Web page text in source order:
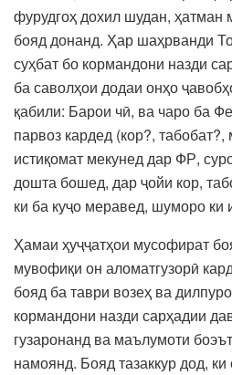
фурудгоҳ дохил шудан, ҳатман
бояд донанд. Ҳар шаҳрванди
суҳбат бо кормандони назди
ба саволҳои додаи онҳо
қабили: Барои чӣ, ва чаро ба
парвоз кардед (кор?,
истиқомат мекунед дар ФР,
дошта бошед, дар ҷойи кор,
ки ба куҷо меравед, шуморо ки
Ҳамаи ҳуҷҷатҳои мусофират
мувофиқи он аломатгузорӣ
бояд ба таври возеҳ ва
кормандони назди сарҳадии
гузаронанд ва маълумоти
намоянд. Бояд тазаккур дод, ки